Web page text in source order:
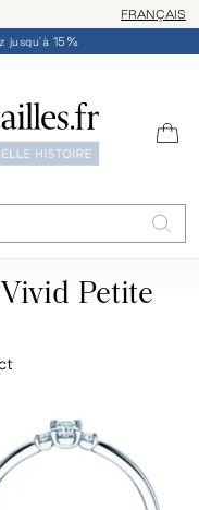
Livraison/
FRANÇAIS
jusqu'à 15%
Petite